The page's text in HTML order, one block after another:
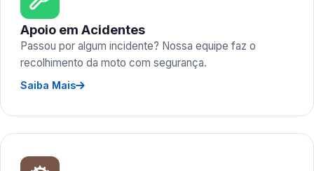
Apoio em Acidentes
Passou por algum incidente? Nossa equipe faz o
recolhimento da moto com segurança.
Saiba Mais